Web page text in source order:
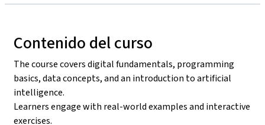
Contenido del curso
The course covers digital fundamentals, programming
basics, data concepts, and an introduction to artificial
intelligence.
Learners engage with real-world examples and interactive
exercises.